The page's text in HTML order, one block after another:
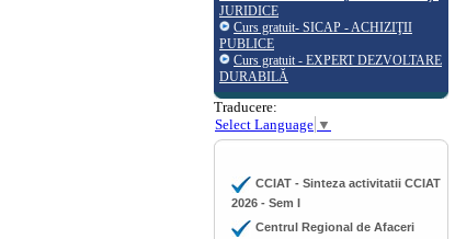
JURIDICE
Curs gratuit- SICAP - ACHIZIŢII
PUBLICE
Curs gratuit - EXPERT DEZVOLTARE
DURABILĂ
Traducere:
Select Language ▼
CCIAT - Sinteza activitatii CCIAT
2026 - Sem I
Centrul Regional de Afaceri